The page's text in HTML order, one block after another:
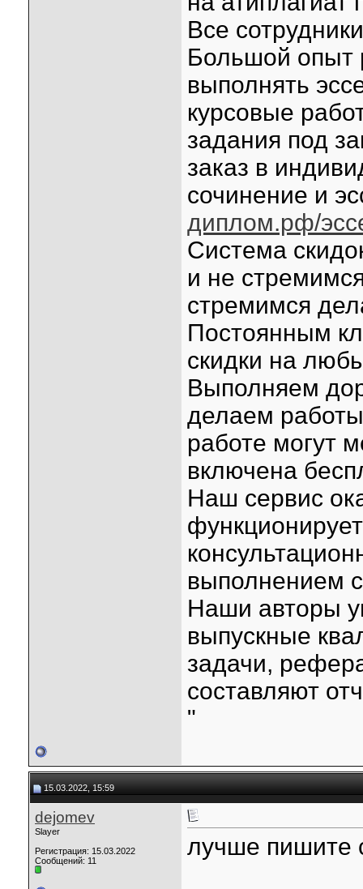
Все
Большой опыт
выполнять
курсовые
задания под
заказ в
сочинение и
диплом.рф/
Система
и не
стремимся
Постоянным
скидки на
Выполняем
делаем
работе могут
включена
Наш сервис
выполнением
Наши авторы
выпускные
задачи,
составляют
"
15.03.2022, 15:59
dejomev
Slayer
Регистрация: 15.03.2022
Сообщений: 11
лучше пишите